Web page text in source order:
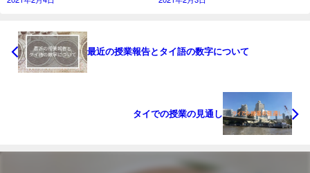
最近の授業報告とタイ語の数字について
タイでの授業の見通し